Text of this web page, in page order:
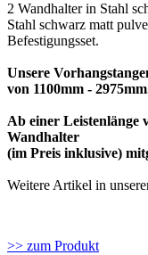
2 Wandhalter in Stahl
Stahl schwarz matt
Befestigungsset.
Unsere
von 1100mm -
Ab einer Leistenlänge
Wandhalter
(im Preis inklusive)
Weitere Artikel in
>> zum Produkt